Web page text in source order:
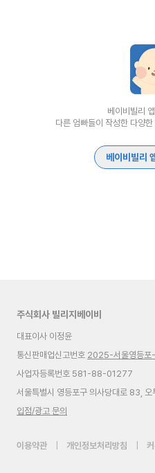
베이비빌리
다른 엄빠들이 작성한 다양
베이비빌리
주식회사 빌리지베이비
대표이사 이정윤
통신판매업신고번호 2025-서울영등
사업자등록번호 581-88-01277
서울특별시 영등포구 의사당대로 83,
입점/광고 문의
이용약관 개인정보처리방침